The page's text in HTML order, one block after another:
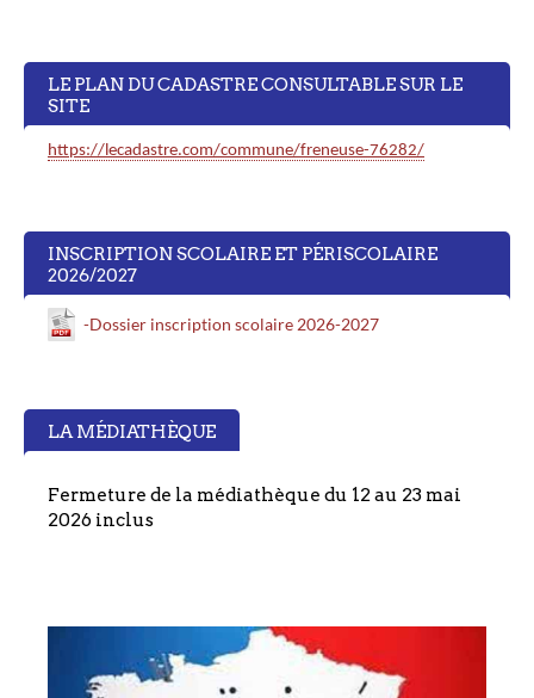
LE PLAN DU CADASTRE CONSULTABLE SUR LE
SITE
https://lecadastre.com/commune/freneuse-76282/
INSCRIPTION SCOLAIRE ET PÉRISCOLAIRE
2026/2027
-Dossier inscription scolaire 2026-2027
LA MÉDIATHÈQUE
Fermeture de la médiathèque du 12 au 23 mai
2026 inclus